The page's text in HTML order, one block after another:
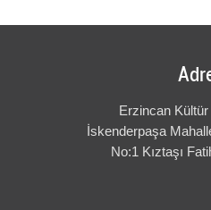
Erzincan Kültür
İskenderpaşa
No:1 Kıztaşı